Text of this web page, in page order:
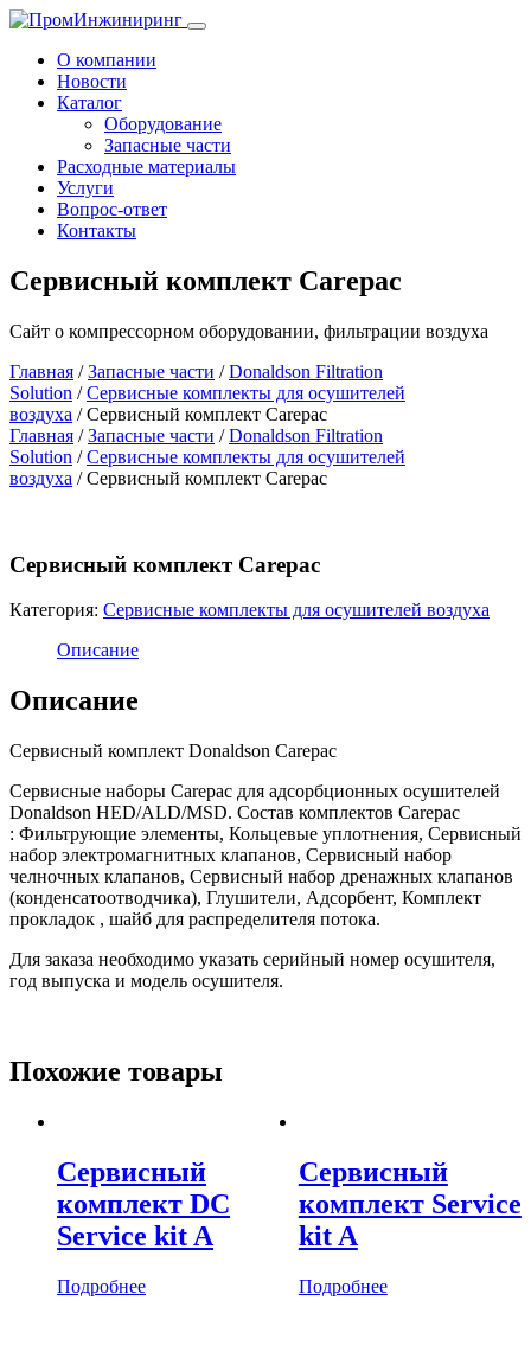
Toggle
О компании
Новости
Каталог
Оборудование
Запасные части
Расходные материалы
Услуги
Вопрос-ответ
Контакты
Сервисный комплект Carepac
Сайт о компрессорном оборудовании, фильтрации воздуха
Главная /Запасные части /Donaldson Filtration
Solution /Сервисные комплекты для осушителей
воздуха / Сервисный комплект Carepac
Главная /Запасные части /Donaldson Filtration
Solution /Сервисные комплекты для осушителей
воздуха / Сервисный комплект Carepac
Сервисный комплект Carepac
Категория: Сервисные комплекты для осушителей воздуха
Описание
Описание
Сервисный комплект Donaldson Carepac
Сервисные наборы Carepac для адсорбционных осушителей
Donaldson HED/ALD/MSD. Состав комплектов Carepac
: Фильтрующие элементы, Кольцевые уплотнения, Сервисный
набор электромагнитных клапанов, Сервисный набор
челночных клапанов, Сервисный набор дренажных клапанов
(конденсатоотводчика), Глушители, Адсорбент, Комплект
прокладок , шайб для распределителя потока.
Для заказа необходимо указать серийный номер осушителя,
год выпуска и модель осушителя.
Похожие товары
Сервисный
комплект DC
Service kit A
Подробнее
Сервисный
комплект Service
kit A
Подробнее